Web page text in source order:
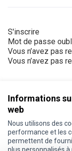
Informations
web
Nous utilisons des
performance et les
permettent de
S'inscrire
Mot de passe
Vous n’avez pas
Vous n’avez pas
Conditions
Paramètres des
Je participe ! sur X
Je participe !
Je